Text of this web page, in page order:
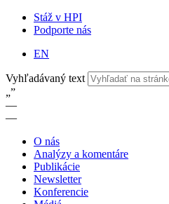
Stáž v HPI
Podporte nás
EN
Vyhľadávaný text
„”
—
—
O nás
Analýzy a komentáre
Publikácie
Newsletter
Konferencie